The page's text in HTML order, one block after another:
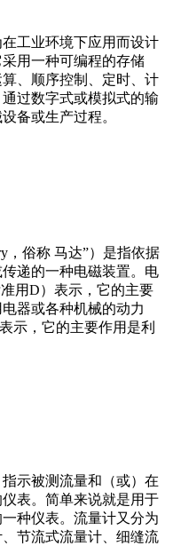
工业环境下应用而设计
用一种可编程的存储
、顺序控制、定时、计
过数字式或模拟式的输
备或生产过程。
，俗称 马达”）是指依据
递的一种电磁装置。电
用D）表示，它的主要
器或各种机械的动力
示，它的主要作用是利
示被测流量和（或）在
表。简单来说就是用于
种仪表。流量计又分为
节流式流量计、细缝流